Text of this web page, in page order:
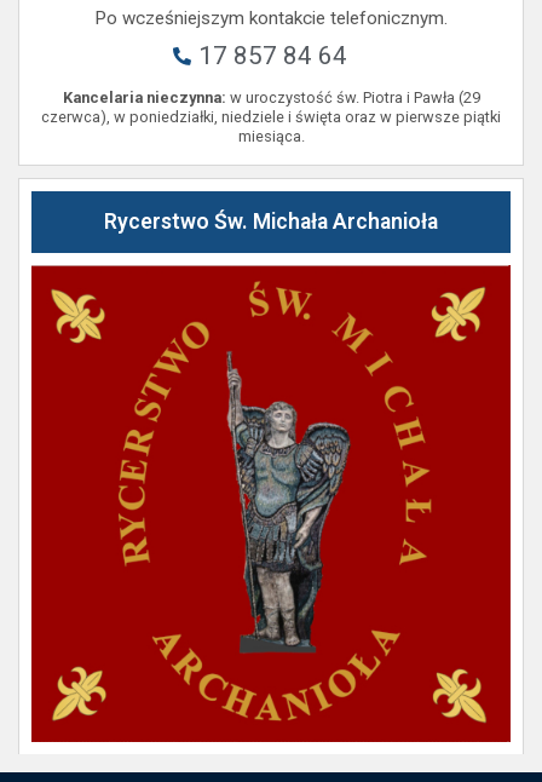
Po wcześniejszym kontakcie telefonicznym.
17 857 84 64
Kancelaria nieczynna: w uroczystość św. Piotra i Pawła (29
czerwca), w poniedziałki, niedziele i święta oraz w pierwsze piątki
miesiąca.
Rycerstwo Św. Michała Archanioła